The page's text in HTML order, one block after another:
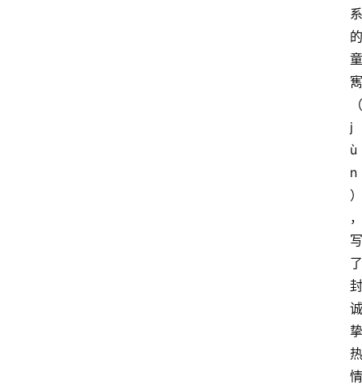
系
的
童
寯
（
j
ù
n
）
，
写
了
封
诚
挚
热
情